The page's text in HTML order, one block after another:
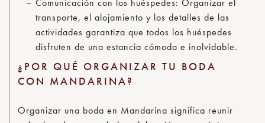
transporte, el alojamiento y los detalles de las
actividades garantiza que todos los huéspedes
disfruten de una estancia cómoda e inolvidable.
¿POR QUÉ ORGANIZAR TU BODA
CON MANDARINA?
Organizar una boda en Mandarina significa reunir